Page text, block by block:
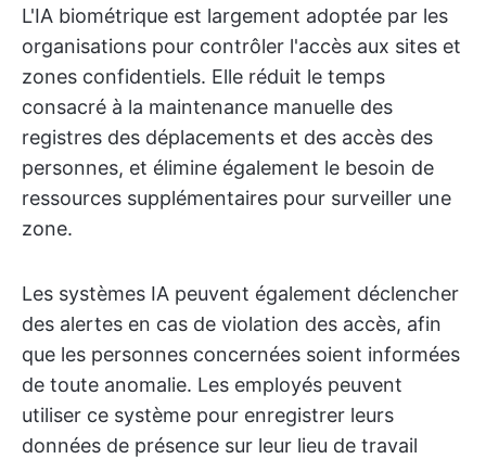
L'IA biométrique est largement adoptée par les
organisations pour contrôler l'accès aux sites et
zones confidentiels. Elle réduit le temps
consacré à la maintenance manuelle des
registres des déplacements et des accès des
personnes, et élimine également le besoin de
ressources supplémentaires pour surveiller une
zone.
Les systèmes IA peuvent également déclencher
des alertes en cas de violation des accès, afin
que les personnes concernées soient informées
de toute anomalie. Les employés peuvent
utiliser ce système pour enregistrer leurs
données de présence sur leur lieu de travail